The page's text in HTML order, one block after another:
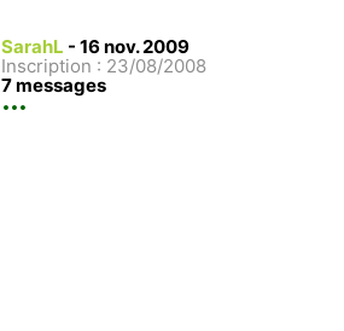
SarahL - 16 nov. 2009
Inscription : 23/08/2008
7 messages